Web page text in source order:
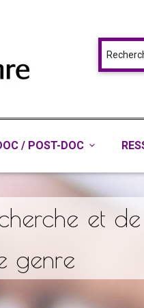
/ POST-DOC
et de
genre